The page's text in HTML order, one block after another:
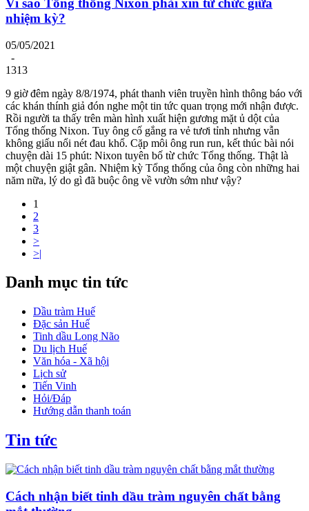
Vì sao Tổng thống Nixon phải xin từ chức giữa
nhiệm kỳ?
05/05/2021
-
1313
9 giờ đêm ngày 8/8/1974, phát thanh viên truyền hình thông báo với
các khán thính giả đón nghe một tin tức quan trọng mới nhận được.
Rồi người ta thấy trên màn hình xuất hiện gương mặt ủ dột của
Tổng thống Nixon. Tuy ông cố gắng ra vẻ tươi tỉnh nhưng vẫn
không giấu nổi nét đau khổ. Cặp môi ông run run, kết thúc bài nói
chuyện dài 15 phút: Nixon tuyên bố từ chức Tổng thống. Thật là
một chuyện giật gân. Nhiệm kỳ Tổng thống của ông còn những hai
năm nữa, lý do gì đã buộc ông về vườn sớm như vậy?
1
2
3
>
>|
Danh mục tin tức
Dầu tràm Huế
Đặc sản Huế
Tinh dầu Long Não
Du lịch Huế
Văn hóa - Xã hội
Lịch sử
Tiến Vinh
Hỏi/Đáp
Hướng dẫn thanh toán
Tin tức
Cách nhận biết tinh dầu tràm nguyên chất bằng